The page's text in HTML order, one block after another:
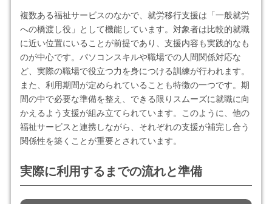
複数ある福祉サービスのなかで、就労移行支援は「一般就労
への橋渡し役」として機能しています。対象者は比較的就職
に近い位置にいることが前提であり、支援内容も実践的なも
のが中心です。パソコンスキルや職場での人間関係対応な
ど、実際の職場で役立つ力を身につける訓練が行われます。
また、利用期間が定められていることも特徴の一つです。期
間の中で必要な準備を整え、できる限りスムーズに就職に向
かえるよう支援が組み立てられています。このように、他の
福祉サービスと連携しながら、それぞれの支援が補完し合う
関係性を築くことが重要とされています。
実際に利用するまでの流れと準備